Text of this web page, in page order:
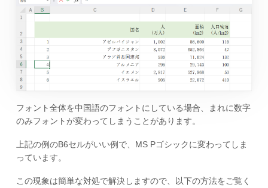
フォント全体を中国語のフォントにしている場合、まれに数字
のみフォントが変わってしまうことがあります。
上記の例のB6セルがいい例で、MS Pゴシックに変わってしま
っています。
この現象は簡単な対処で解決しますので、以下の方法をご覧く